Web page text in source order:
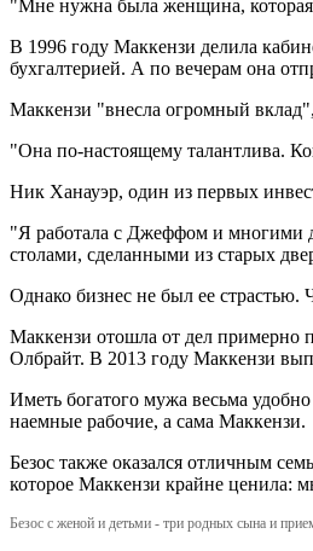
"Мне нужна была женщина, которая
В 1996 году Маккензи делила
бухгалтерией. А по вечерам она
Маккензи "внесла огромный
"Она по-настоящему талантлива.
Ник Ханауэр, один из первых
"Я работала с Джеффом и многими
столами, сделанными из старых
Однако бизнес не был ее
Маккензи отошла от дел примерно
Олбрайт. В 2013 году Маккензи
Иметь богатого мужа весьма
наемные рабочие, а сама Маккензи.
Безос также оказался отличным
которое Маккензи крайне ценила:
Безос с женой и детьми - три родных сына и